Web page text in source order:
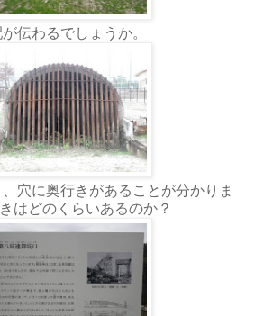
伝わるでしょうか。
穴に奥行きがあることが分かりま
はどのくらいあるのか？